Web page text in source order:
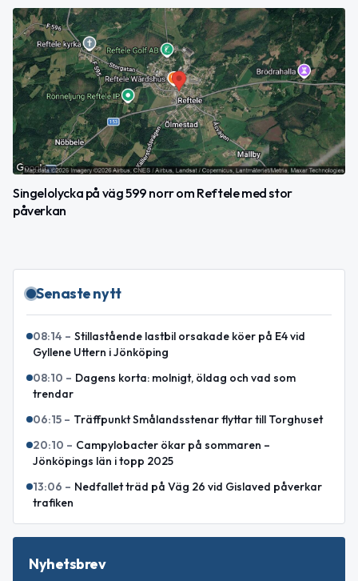
Singelolycka på väg 599 norr om Reftele med stor
påverkan
Senaste nytt
08:14 – Stillastående lastbil orsakade köer på E4 vid
Gyllene Uttern i Jönköping
08:10 – Dagens korta: molnigt, öldag och vad som
trendar
06:15 – Träffpunkt Smålandsstenar flyttar till Torghuset
20:10 – Campylobacter ökar på sommaren –
Jönköpings län i topp 2025
13:06 – Nedfallet träd på Väg 26 vid Gislaved påverkar
trafiken
Nyhetsbrev